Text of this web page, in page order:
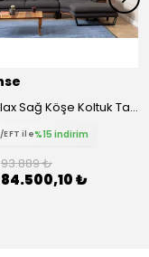
Efes Relax Sağ Köşe Koltuk Takımı
ile%15 indirim
93.889 ₺
84.500,10 ₺